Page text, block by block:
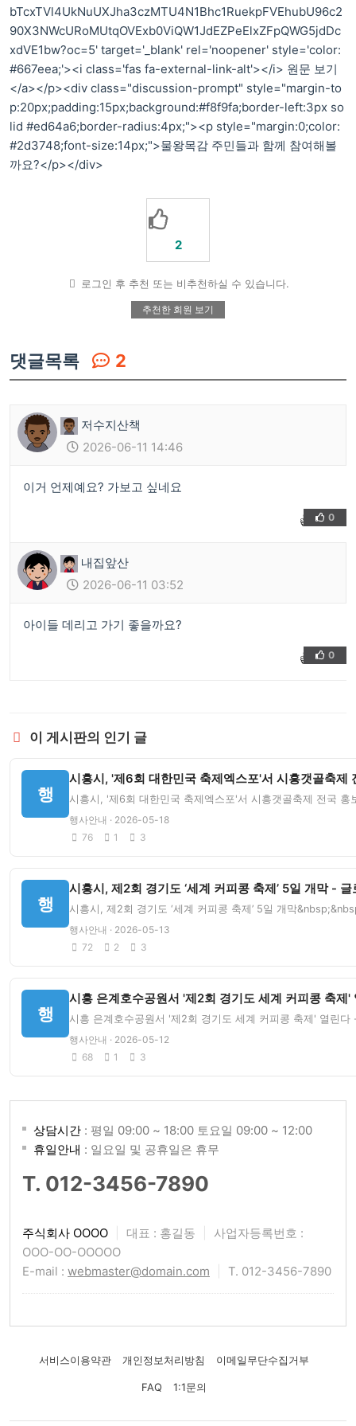
bTcxTVl4UkNuUXJha3czMTU4N1Bhc1RuekpFVEhubU96c2
90X3NWcURoMUtqOVExb0ViQW1JdEZPeElxZFpQWG5jdDc
xdVE1bw?oc=5' target='_blank' rel='noopener' style='color:
#667eea;'><i class='fas fa-external-link-alt'></i> 원문 보기
</a></p><div class="discussion-prompt" style="margin-to
p:20px;padding:15px;background:#f8f9fa;border-left:3px so
lid #ed64a6;border-radius:4px;"><p style="margin:0;color:
#2d3748;font-size:14px;">물왕목감 주민들과 함께 참여해볼
까요?</p></div>
2
로그인 후 추천 또는 비추천하실 수 있습니다.
추천한 회원 보기
댓글목록 2
저수지산책
2026-06-11 14:46
이거 언제예요? 가보고 싶네요
👍 ❤️
0
내집앞산
2026-06-11 03:52
아이들 데리고 가기 좋을까요?
👍 ❤️
0
이 게시판의 인기 글
행
시흥시, '제6회 대한민국 축제엑스포'서 시흥갯골축제
시흥시, '제6회 대한민국 축제엑스포'서 시흥갯골축제 전국
행사안내 · 2026-05-18
76
1 3
행
시흥시, 제2회 경기도 ‘세계 커피콩 축제’ 5일 개막 -
시흥시, 제2회 경기도 ‘세계 커피콩 축제’ 5일 개막
행사안내 · 2026-05-13
72
2 3
행
시흥 은계호수공원서 '제2회 경기도 세계 커피콩 축제
시흥 은계호수공원서 '제2회 경기도 세계 커피콩 축제' 열린
행사안내 · 2026-05-12
68
1 3
상담시간 : 평일 09:00 ~ 18:00 토요일 09:00 ~ 12:00
휴일안내 : 일요일 및 공휴일은 휴무
T. 012-3456-7890
주식회사 OOOO 대표 : 홍길동
사업자등록번호 :
OOO-OO-OOOOO
E-mail : webmaster@domain.com T. 012-3456-7890
서비스이용약관 개인정보처리방침 이메일무단수집거부
FAQ 1:1문의